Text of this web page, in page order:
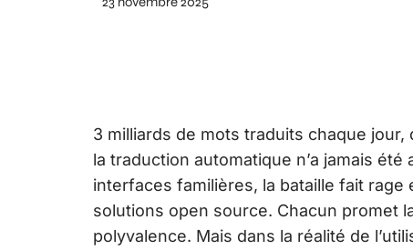
3 milliards de mots traduits chaque
la traduction automatique n’a jamais
interfaces familières, la bataille fait
solutions open source. Chacun promet
polyvalence. Mais dans la réalité de